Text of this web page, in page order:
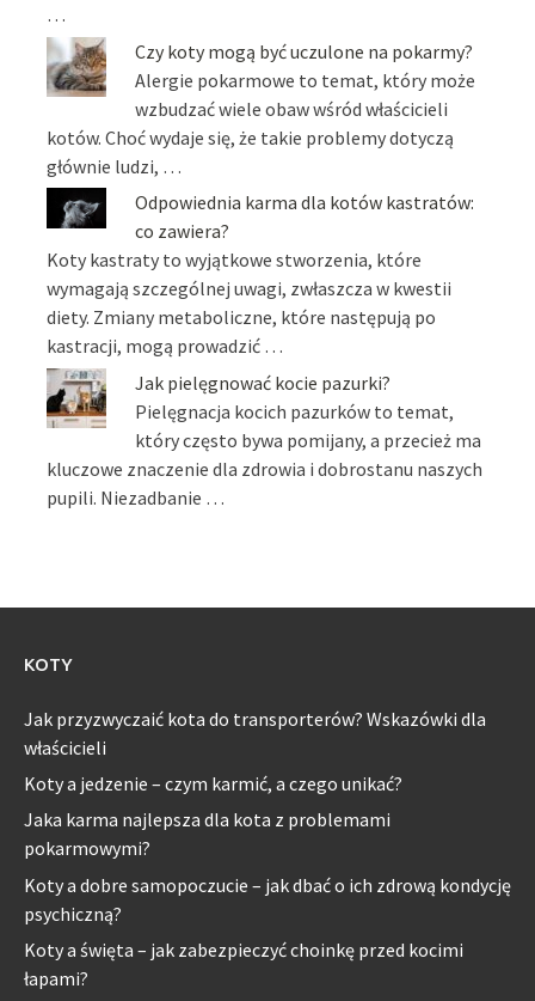
…
Czy koty mogą być uczulone na pokarmy?
Alergie pokarmowe to temat, który może
wzbudzać wiele obaw wśród właścicieli
kotów. Choć wydaje się, że takie problemy dotyczą
głównie ludzi, …
Odpowiednia karma dla kotów kastratów:
co zawiera?
Koty kastraty to wyjątkowe stworzenia, które
wymagają szczególnej uwagi, zwłaszcza w kwestii
diety. Zmiany metaboliczne, które następują po
kastracji, mogą prowadzić …
Jak pielęgnować kocie pazurki?
Pielęgnacja kocich pazurków to temat,
który często bywa pomijany, a przecież ma
kluczowe znaczenie dla zdrowia i dobrostanu naszych
pupili. Niezadbanie …
KOTY
Jak przyzwyczaić kota do transporterów? Wskazówki dla
właścicieli
Koty a jedzenie – czym karmić, a czego unikać?
Jaka karma najlepsza dla kota z problemami
pokarmowymi?
Koty a dobre samopoczucie – jak dbać o ich zdrową kondycję
psychiczną?
Koty a święta – jak zabezpieczyć choinkę przed kocimi
łapami?